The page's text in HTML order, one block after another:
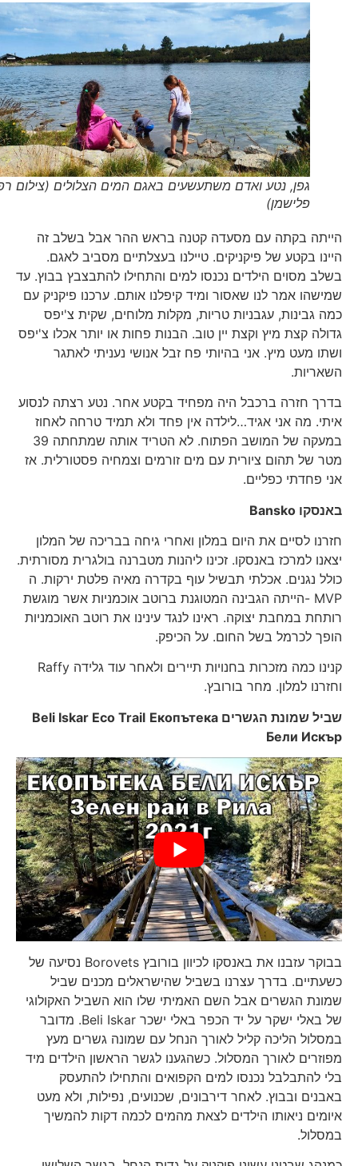
גפן, נטע ואדם משתעשעים באגם המים הצלולים (צילום רפי
פלישמן)
הייתה בקתה עם מסעדה קטנה בראש ההר אבל בשלב זה
היינו בקטע של פיקניקים. טיילנו בעצלתיים מסביב לאגם.
בשלב מסוים הילדים נכנסו למים והתחילו להתבצבץ בבוץ. עד
שמישהו אמר לנו שאסור ומיד קיפלנו אותם. ערכנו פיקניק עם
כמה גבינות, עגבניות טריות, מקלות מלוחים, שקית צ'יפס
גדולה קצת מיץ וקצת יין טוב. הבנות פחות או יותר אכלו צ'יפס
ושתו מעט מיץ. אני בהיותי פח זבל אנושי נעניתי לאתגר
השאריות.
בדרך חזרה ברכבל היה מפחיד בקטע אחר. נטע רצתה לנסוע
איתי. מה אני אגיד…לילדה אין פחד ולא תמיד טרחה לאחוז
במעקה של המושב הפתוח. לא הטריד אותה שמתחתה 39
מטר של תהום ציורית עם מים זורמים וצמחיה פסטורלית. אז
אני פחדתי כפליים.
באנסקוBansko
חזרנו לסיים את היום במלון ואחרי גיחה בבריכה של המלון
יצאנו למרכז באנסקו. זכינו ליהנות מטברנה בולגרית מסורתית.
כולל נגנים. אכלתי תבשיל עוף בקדרה מאיה פלטת ירקות. ה
MVP -הייתה הגבינה המטוגנת ברוטב אוכמניות אשר מוגשת
רותחת במחבת יצוקה. ראינו לנגד עינינו את רוטב האוכמניות
הופך לכרמל בשל החום. על הכיפק.
קנינו כמה מזכרות בחנויות תיירים ולאחר עוד גלידה Raffy
וחזרנו למלון. מחר בורובץ.
שביל שמונת הגשרים
Beli Iskar Eco Trail Екопътека
Бели Искър
בבוקר עזבנו את באנסקו לכיוון בורובץ Borovets נסיעה של
כשעתיים. בדרך עצרנו בשביל שהישראלים מכנים שביל
שמונת הגשרים אבל השם האמיתי שלו הוא השביל האקולוגי
של באלי ישקר על יד הכפר באלי ישכר Beli Iskar. מדובר
במסלול הליכה קליל לאורך הנחל עם שמונה גשרים מעץ
מפוזרים לאורך המסלול. כשהגענו לגשר הראשון הילדים מיד
בלי להתבלבל נכנסו למים הקפואים והתחילו להתעסק
באבנים ובבוץ. לאחר דירבונים, שכנועים, נפילות, ולא מעט
איומים ניאותו הילדים לצאת מהמים לכמה דקות להמשיך
במסלול.